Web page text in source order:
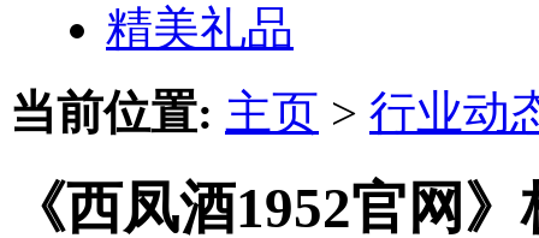
精美礼品
当前位置: 主页 > 行业动
《西凤酒1952官网